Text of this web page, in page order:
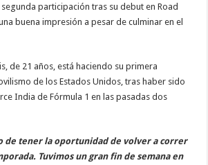
participación tras su debut en Road
buena impresión a pesar de culminar en el
de 21 años, está haciendo su primera
de los Estados Unidos, tras haber sido
India de Fórmula 1 en las pasadas dos
de tener la oportunidad de volver a correr
Tuvimos un gran fin de semana en